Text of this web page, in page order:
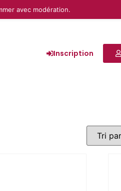
Inscription
avec modération.